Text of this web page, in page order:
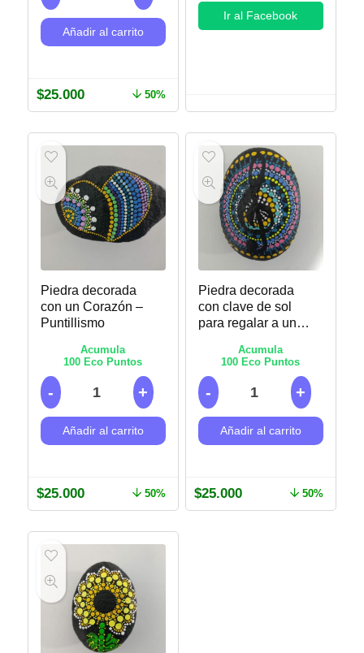
Añadir al carrito
$25.000 50%
Ir al Facebook
Piedra decorada
con un Corazón –
Puntillismo
Acumula
100 Eco Puntos
Añadir al carrito
$25.000 50%
Piedra decorada
con clave de sol
para regalar a un
PuntillismoAcumula
100 Eco Puntos
Añadir al carrito
$25.000 50%